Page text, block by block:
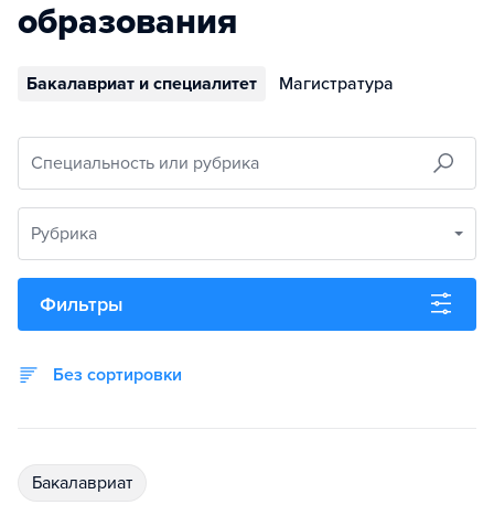
образования
Бакалавриат и специалитет Магистратура
Специальность или рубрика
Рубрика
Фильтры
Без сортировки
бакалавриат